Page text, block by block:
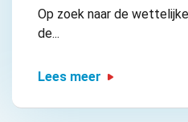
Op zoek naar de
de...
Lees meer